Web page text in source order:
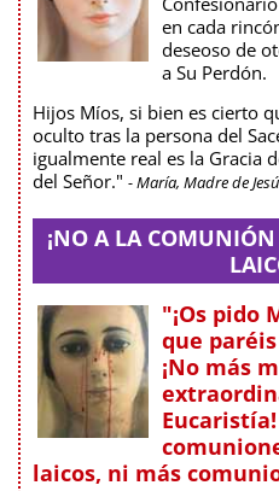
en cada
deseoso de
a Su Perdón.
Hijos Míos, si bien es cierto
oculto tras la persona del
igualmente real es la Gracia
del Señor." - María, Madre de
¡NO A LA
"¡Os pido
que
¡No más
laicos, ni más